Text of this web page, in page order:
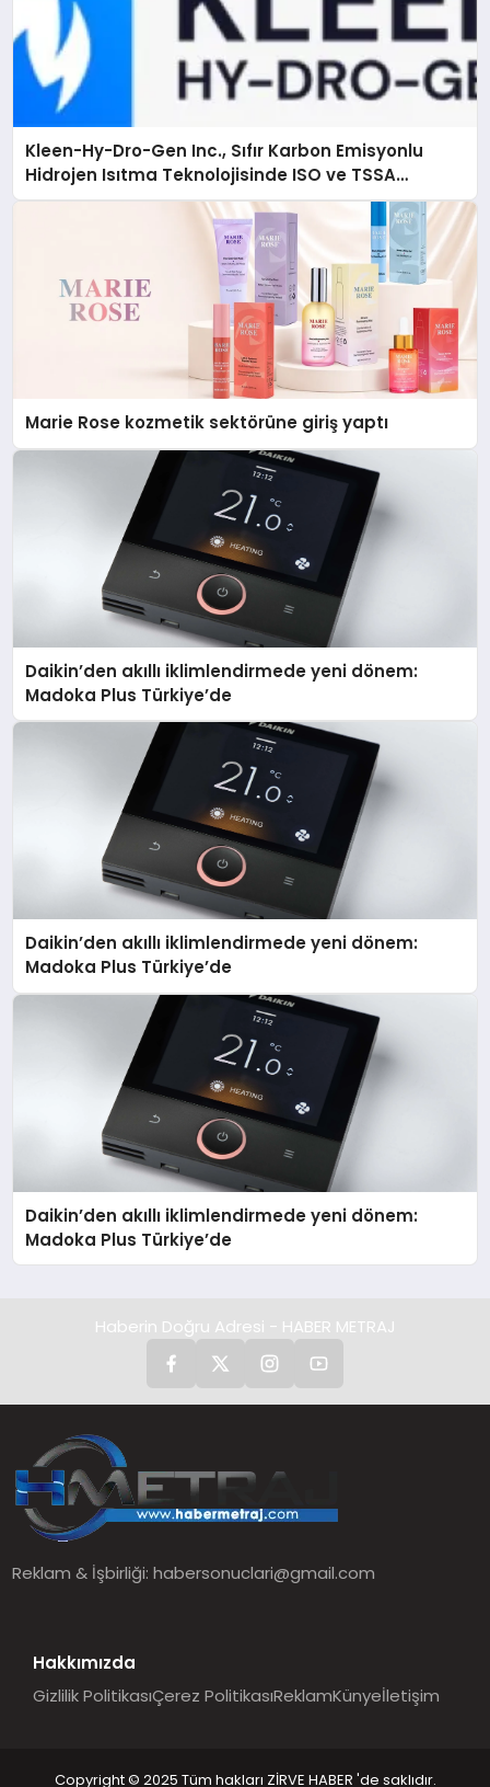
Kleen-Hy-Dro-Gen Inc., Sıfır Karbon Emisyonlu
Hidrojen Isıtma Teknolojisinde ISO ve TSSA
Düzenleyici Onaylarını Aldı
Marie Rose kozmetik sektörüne giriş yaptı
Daikin’den akıllı iklimlendirmede yeni dönem:
Madoka Plus Türkiye’de
Daikin’den akıllı iklimlendirmede yeni dönem:
Madoka Plus Türkiye’de
Daikin’den akıllı iklimlendirmede yeni dönem:
Madoka Plus Türkiye’de
Haberin Doğru Adresi - HABER METRAJ
Reklam & İşbirliği:habersonuclari@gmail.com
Hakkımızda
Gizlilik PolitikasıÇerez PolitikasıReklamKünyeİletişim
Copyright © 2025 Tüm hakları ZİRVE HABER 'de saklıdır.